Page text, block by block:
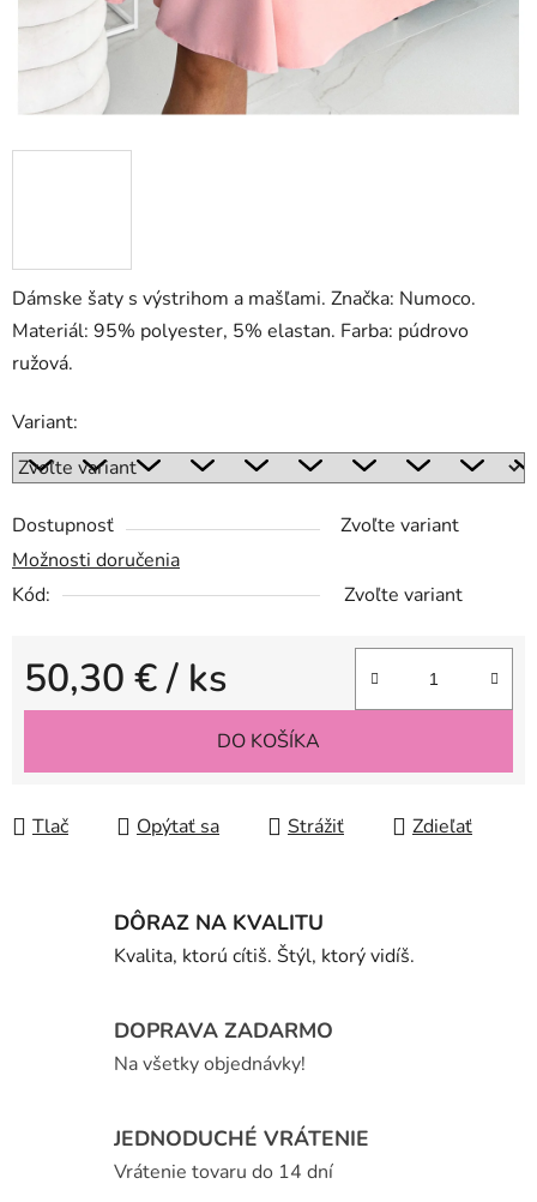
Dámske šaty s výstrihom a mašľami. Značka: Numoco.
Materiál: 95% polyester, 5% elastan. Farba: púdrovo
ružová.
Variant:
Dostupnosť
Zvoľte variant
Možnosti doručenia
Kód:
Zvoľte variant
50,30 €/ ks
Jednotková cena:
DO KOŠÍKA
Tlač Opýtať sa Strážiť Zdieľať
DÔRAZ NA KVALITU
Kvalita, ktorú cítiš. Štýl, ktorý vidíš.
DOPRAVA ZADARMO
Na všetky objednávky!
JEDNODUCHÉ VRÁTENIE
Vrátenie tovaru do 14 dní